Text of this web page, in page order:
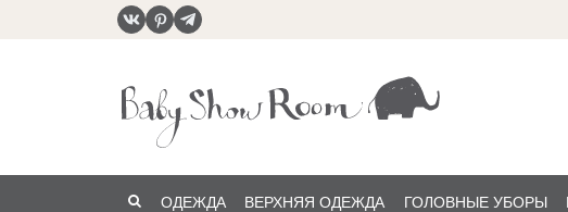
ОДЕЖДА ВЕРХНЯЯ ОДЕЖДА ГОЛОВНЫЕ УБОРЫ